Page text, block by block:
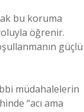
bu koruma
öğrenir.
güçlü
müdahalelerin
“acı ama